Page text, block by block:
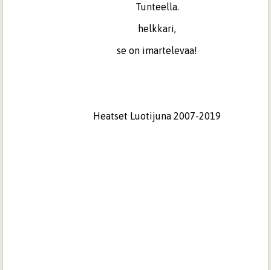
Tunteella.
helkkari,
se on imartelevaa!
Heatset Luotijuna 2007-2019